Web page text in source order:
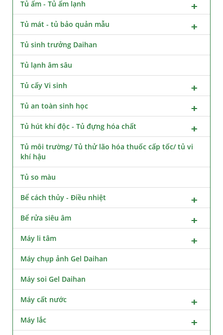
Tủ ấm - Tủ ấm lạnh
Tủ mát - tủ bảo quản mẫu
Tủ sinh trưởng Daihan
Tủ lạnh âm sâu
Tủ cấy Vi sinh
Tủ an toàn sinh học
Tủ hút khí độc - Tủ đựng hóa chất
Tủ môi trường/ Tủ thử lão hóa thuốc cấp tốc/ tủ vi
khí hậu
Tủ so màu
Bể cách thủy - Điều nhiệt
Bể rửa siêu âm
Máy li tâm
Máy chụp ảnh Gel Daihan
Máy soi Gel Daihan
Máy cất nước
Máy lắc